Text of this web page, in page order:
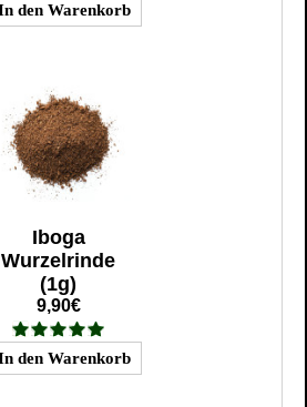
Iboga
Wurzelrinde
(1g)
9,90€